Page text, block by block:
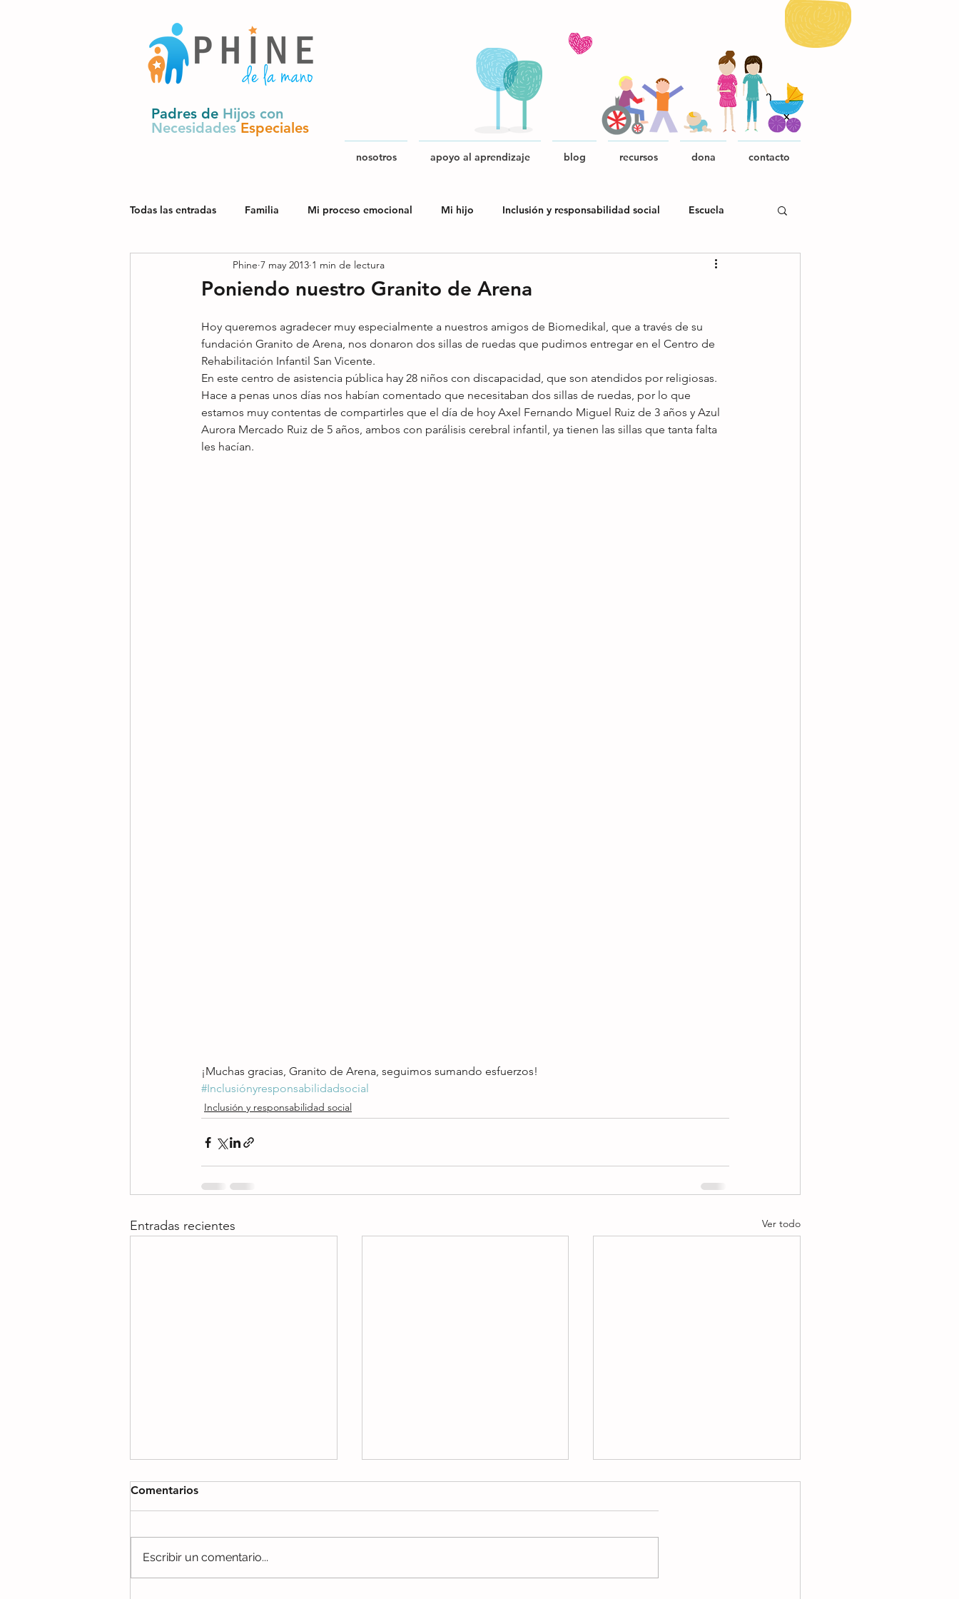
Padres de Hijos con
NecesidadesEspeciales
nosotros apoyo al aprendizaje blog recursos dona contacto
Todas las entradas Familia Mi proceso emocional Mi hijo Inclusión y responsabilidad social Escuela
Derechos y política pública
Poniendo nuestro Granito de Arena
Phine 7 may 2013 1 min de lectura
Hoy queremos agradecer muy especialmente a nuestros amigos de Biomedikal, que a través de su
fundación Granito de Arena, nos donaron dos sillas de ruedas que pudimos entregar en el Centro de
Rehabilitación Infantil San Vicente.
En este centro de asistencia pública hay 28 niños con discapacidad, que son atendidos por religiosas.
Hace a penas unos días nos habían comentado que necesitaban dos sillas de ruedas, por lo que
estamos muy contentas de compartirles que el día de hoy Axel Fernando Miguel Ruiz de 3 años y Azul
Aurora Mercado Ruiz de 5 años, ambos con parálisis cerebral infantil, ya tienen las sillas que tanta falta
les hacían.
¡Muchas gracias, Granito de Arena, seguimos sumando esfuerzos!
#Inclusiónyresponsabilidadsocial
Inclusión y responsabilidad social
Entradas recientes Ver todo
Comentarios
Escribir un comentario...